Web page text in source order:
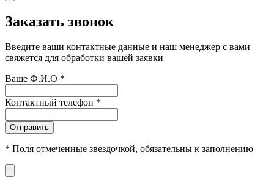
Заказать звонок
Введите ваши контактные данные и наш менеджер с вами
свяжется для обработки вашей заявки
Ваше Ф.И.О *
Контактный телефон *
Отправить
* Поля отмеченные звездочкой, обязательны к заполнению